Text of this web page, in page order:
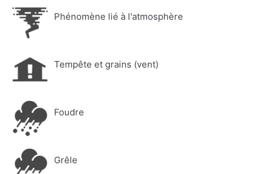
Phénomène lié à l'atmosphère
Tempête et grains (vent)
Foudre
Grêle